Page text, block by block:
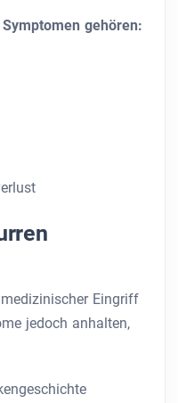
gehören:
Eingriff
jedoch anhalten,